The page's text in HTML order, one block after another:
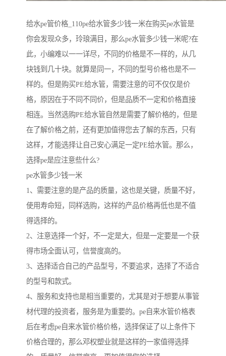
给水pe管价格_110pe给水管多少钱一米在购买pe水管是
你会发现众多，玲琅满目，那么pe水管多少钱一米呢?在
此，小编难以一一详尽，不同的价格是不一样的，从几
块钱到几十块。就算是同一，不同的型号价格也是不一
样的。但是购买PE给水管，需要注意的可不仅仅是价
格，原因在于不同不同价，但是品质不一定和价格直接
相连。当然选购PE给水管自然是需要了解价格的，但是
在了解价格之前，还有更加值得您去了解的东西，只有
这样，才能选择让自己安心满足一定PE给水管。那么，
选择pe是应注意些什么?
pe水管多少钱一米
1、需要注意的是产品的质量，这也是关键，质量不好，
使用寿命短，同样选购，这样的产品价格再低也是不值
得选择的。
2、注意选择一个好，不一定是大，但是一定要是一个获
得市场全面认可，信誉度高的。
3、选择适合自己的产品型号，不要追求，选择了不适合
的型号和款式。
4、服务和支持也是相当重要的，尤其是对于想要从事管
材代理的投资者，服务是为重要的。pe自来水管价格表
后在考虑pe自来水管价格价格，选择保证了以上条件下
价格合理的，那么邓权塑业就是这样的一家值得选择